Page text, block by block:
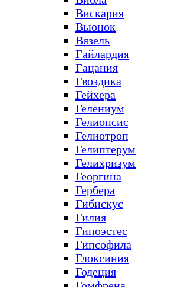
Вискария
Вьюнок
Вязель
Гайлардия
Гацания
Гвоздика
Гейхера
Гелениум
Гелиопсис
Гелиотроп
Гелиптерум
Гелихризум
Георгина
Гербера
Гибискус
Гилия
Гипоэстес
Гипсофила
Глоксиния
Годеция